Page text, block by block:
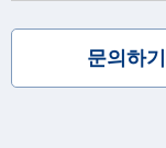
문의하기